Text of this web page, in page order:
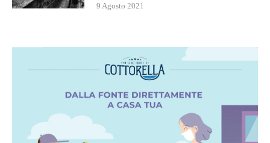
9 Agosto 2021